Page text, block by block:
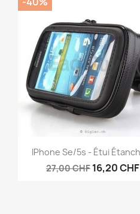
Aperçu rapide
IPhone Se/5s - Étui
27,00 CHF 16,20 CHF